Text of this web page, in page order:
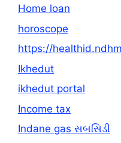
Home loan
horoscope
https://
Ikhedut
ikhedut portal
Income tax
Indane gas સબસિડી